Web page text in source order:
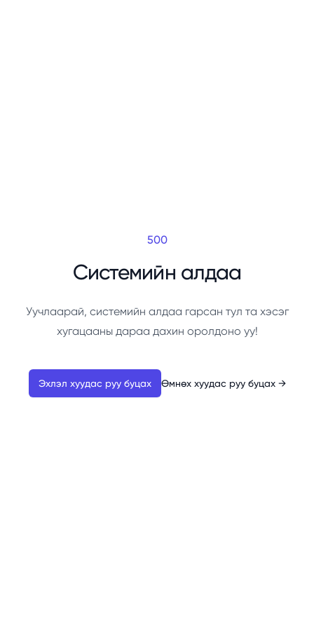
500
Системийн алдаа
Уучлаарай, системийн алдаа гарсан тул та хэсэг
хугацааны дараа дахин оролдоно уу!
Эхлэл хуудас руу буцах Өмнөх хуудас руу буцах →